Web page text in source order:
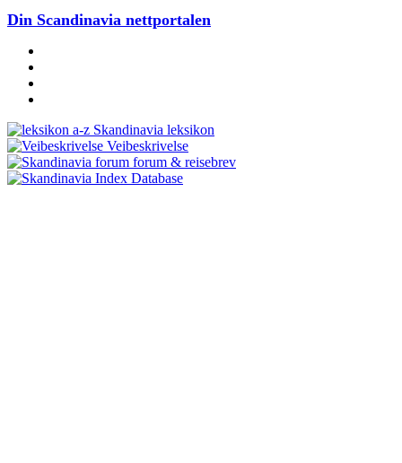
Din Scandinavia nettportalen
Skandinavia leksikon
Veibeskrivelse
forum & reisebrev
Database